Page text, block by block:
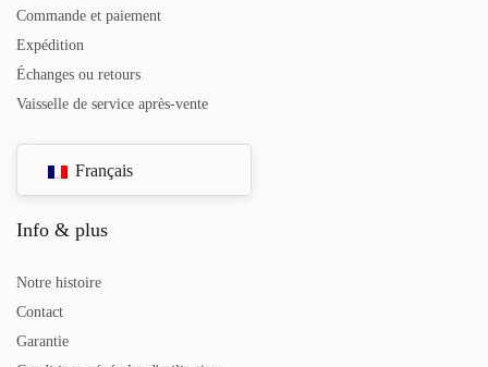
Commande et paiement
Expédition
Échanges ou retours
Vaisselle de service après-vente
Français
Info & plus
Notre histoire
Contact
Garantie